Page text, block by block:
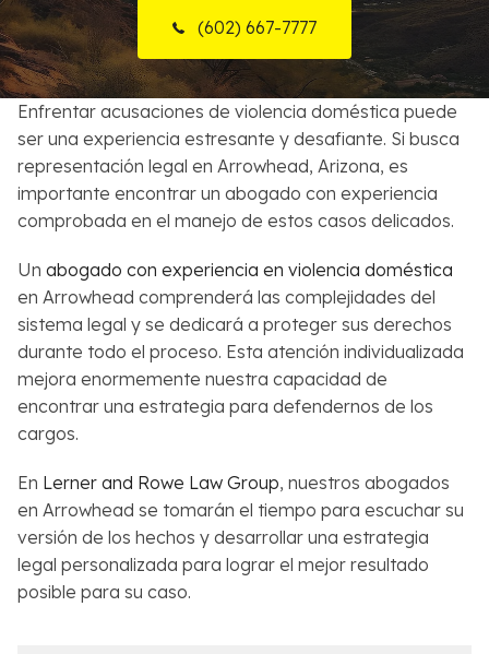
Sobre Nosotros
Contactos
English
Buscar
(602) 667-7777
Enfrentar acusaciones de violencia doméstica puede
ser una experiencia estresante y desafiante. Si busca
representación legal en Arrowhead, Arizona, es
importante encontrar un abogado con experiencia
comprobada en el manejo de estos casos delicados.
Un abogado con experiencia en violencia doméstica
en Arrowhead comprenderá las complejidades del
sistema legal y se dedicará a proteger sus derechos
durante todo el proceso. Esta atención individualizada
mejora enormemente nuestra capacidad de
encontrar una estrategia para defendernos de los
cargos.
En Lerner and Rowe Law Group, nuestros abogados
en Arrowhead se tomarán el tiempo para escuchar su
versión de los hechos y desarrollar una estrategia
legal personalizada para lograr el mejor resultado
posible para su caso.